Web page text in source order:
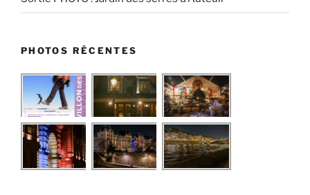
PHOTOS RÉCENTES